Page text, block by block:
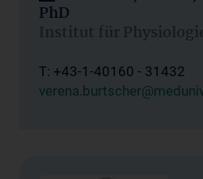
PhD
Institut für
T: +43-1-40160 - 31432